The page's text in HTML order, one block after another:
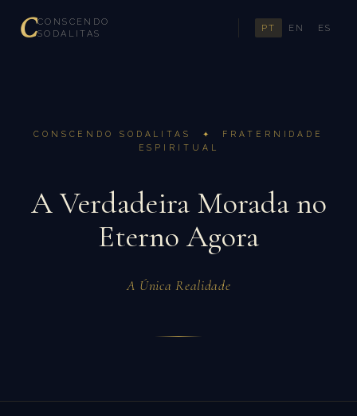
CCONSCENDO
SODALITAS
PT EN ES
CONSCENDO SODALITAS ✦ FRATERNIDADE
ESPIRITUAL
A Verdadeira Morada no
Eterno Agora
A Única Realidade